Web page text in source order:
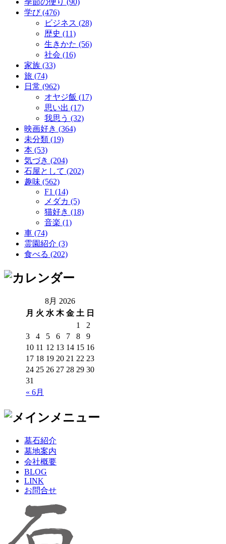
季節の便り (90)
学び (476)
ビジネス (28)
歴史 (11)
生きかた (56)
社会 (16)
家族 (33)
旅 (74)
日常 (962)
オヤジ飯 (17)
思い出 (17)
我思う (32)
映画好き (364)
未分類 (19)
本 (53)
気づき (204)
石屋として (202)
趣味 (562)
F1 (14)
メダカ (5)
猫好き (18)
音楽 (1)
車 (74)
霊園紹介 (3)
食べる (202)
8月 2026
月 火 水 木 金 土 日
« 6月
1
2
3
4 5 6 7 8
9
10 11 12 13 14 15 16
17 18 19 20 21 22 23
24 25 26 27 28 29 30
31
墓石紹介
墓地案内
会社概要
BLOG
LINK
お問合せ